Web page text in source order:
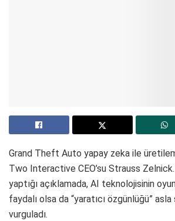
Grand Theft Auto yapay zeka ile
Two Interactive CEO’su Strauss Zelnick.
yaptığı açıklamada, AI teknolojisinin
faydalı olsa da “yaratıcı özgünlüğü” asla
vurguladı.